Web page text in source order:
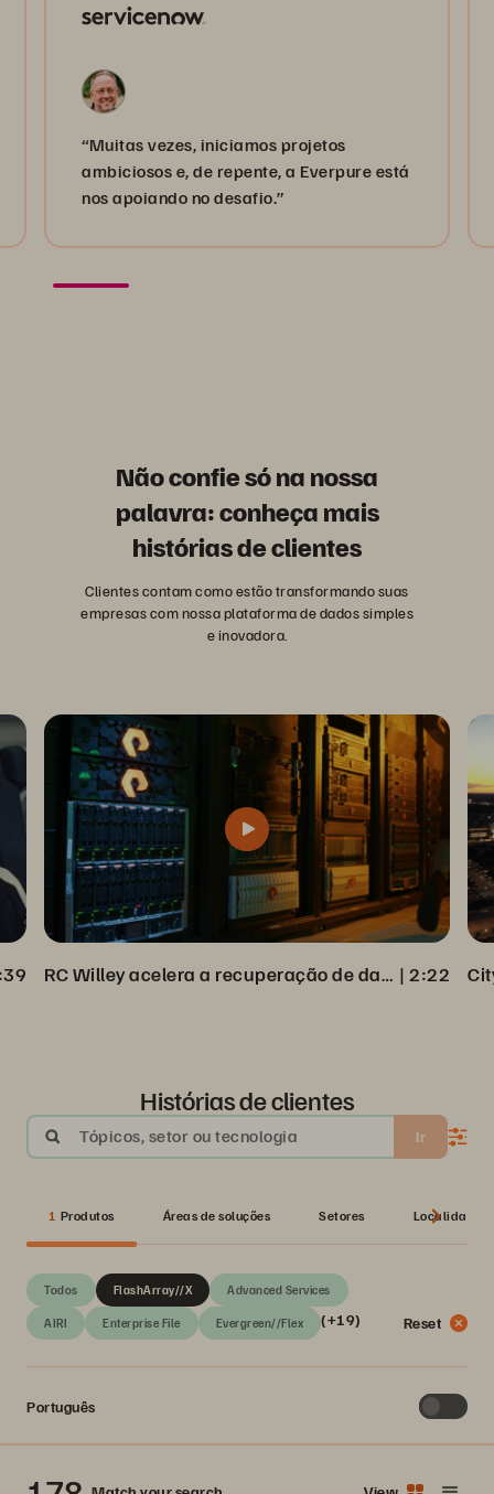
“Muitas vezes, iniciamos projetos
ambiciosos e, de repente, a Everpure está
nos apoiando no desafio.”
Não confie só na nossa
palavra: conheça mais
histórias de clientes
Clientes contam como estão transformando suas
empresas com nossa plataforma de dados simples
e inovadora.
RC Willey acelera a recuperação de dados completa com o Veeam Backup | 2:22
Histórias de clientes
Tópicos, setor ou tecnologia Ir
1 Produtos Áreas de soluções Setores Localidades
Todos Advanced Services
AIRI Enterprise File Evergreen//Flex
FlashArray//X
(+19) Reset
Português